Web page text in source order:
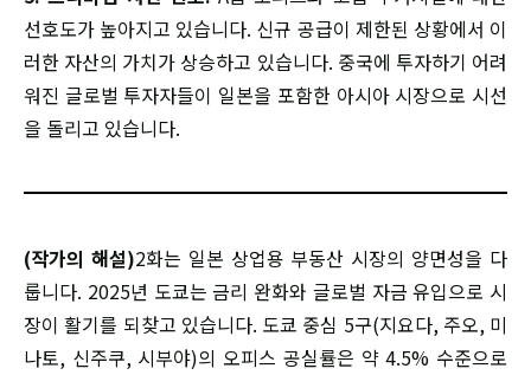
선호도가 높아지고 있습니다. 신규 공급이 제한된 상황에서 이
러한 자산의 가치가 상승하고 있습니다. 중국에 투자하기 어려
워진 글로벌 투자자들이 일본을 포함한 아시아 시장으로 시선
을 돌리고 있습니다.
(작가의 해설)2화는 일본 상업용 부동산 시장의 양면성을 다
룹니다. 2025년 도쿄는 금리 완화와 글로벌 자금 유입으로 시
장이 활기를 되찾고 있습니다. 도쿄 중심 5구(지요다, 주오, 미
나토, 신주쿠, 시부야)의 오피스 공실률은 약 4.5% 수준으로